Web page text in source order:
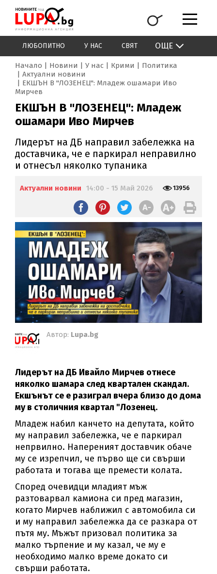
ЛЮБОПИТНО У НАС СВЯТ ОЩЕ
Начало Новини У нас Крими
Политика
Актуални новини
ЕКШЪН В "ЛОЗЕНЕЦ": Младеж ошамари Иво
Мирчев
ЕКШЪН В "ЛОЗЕНЕЦ": Младеж
ошамари Иво Мирчев
Лидерът на ДБ направил забележка на
доставчика, че е паркирал неправилно
и отнесъл няколко тупаника
Актуални новини 14:00 - 15 Май 2026 13956
Автор: Lupa.bg
Лидерът на ДБ Ивайло Мирчев отнесе
няколко шамара след квартален скандал.
Екшънът се е разиграл вчера близо до дома
му в столичния квартал "Лозенец.
Младеж набил канчето на депутата, който
му направил забележка, че е паркирал
непрвилно. Напереният доставчик обаче
му се изрепчил, че първо ще си свърши
работата и тогава ще премести колата.
Според очевидци младият мъж
разтоварвал камиона си пред магазин,
когато Мирчев наближил с автомобила си
и му направил забележка да се разкара от
пътя му. Мъжът призовал политика за
малко търпение и му казал, че му е
необходимо малко време докато си
свърши работата.